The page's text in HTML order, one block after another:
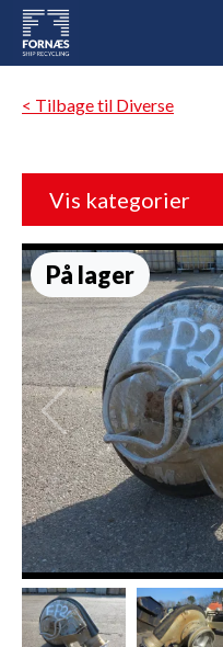
< Tilbage til Diverse
Vis kategorier
På lager